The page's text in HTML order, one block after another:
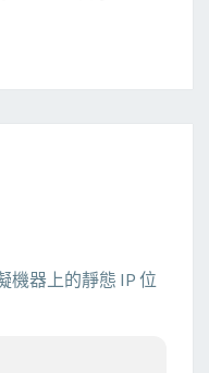
機器上的靜態 IP 位